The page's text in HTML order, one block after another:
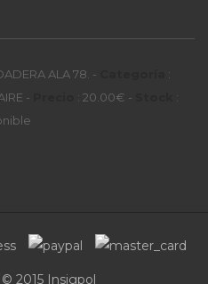
ALA 78. -
:
- : 20.00€ -
:
2015 Insigpol